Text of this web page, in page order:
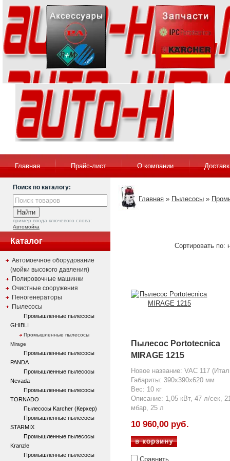
Главная Прайс-лист О компании
Поиск по каталогу:
пример ввода ключевого слова:
Автомойка
Каталог
Автомоечное оборудование
(мойки высокого давления)
Полировочные машинки
Очистные сооружения
Пеногенераторы
Пылесосы
Промышленные пылесосы
GHIBLI
Промышленные пылесосы
Mirage
Промышленные пылесосы
PANDA
Промышленные пылесосы
Nevada
Промышленные пылесосы
TORNADO
Пылесосы Karcher (Керхер)
Промышленные пылесосы
STARMIX
Промышленные пылесосы
Kranzle
Промышленные пылесосы
Главная » Пылесосы »
Сортировать по:
Пылесос Portotecnica
MIRAGE 1215
Новое название: VAC 117
Габариты: 390x390x620 мм
Вес: 10 кг
Описание: 1,05 кВт, 47 л/сек,
мбар, 25 л
10 960,00 руб.
Сравнить